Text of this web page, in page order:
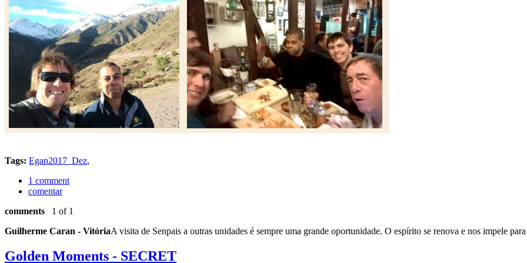
Tags: Egan2017_Dez,
1 comment
comentar
comments 1 of 1
Guilherme Caran - VitóriaA visita de Senpais a outras unidades é sempre uma grande oportunidade. O espírito se renova e nos impele
Golden Moments - SECRET